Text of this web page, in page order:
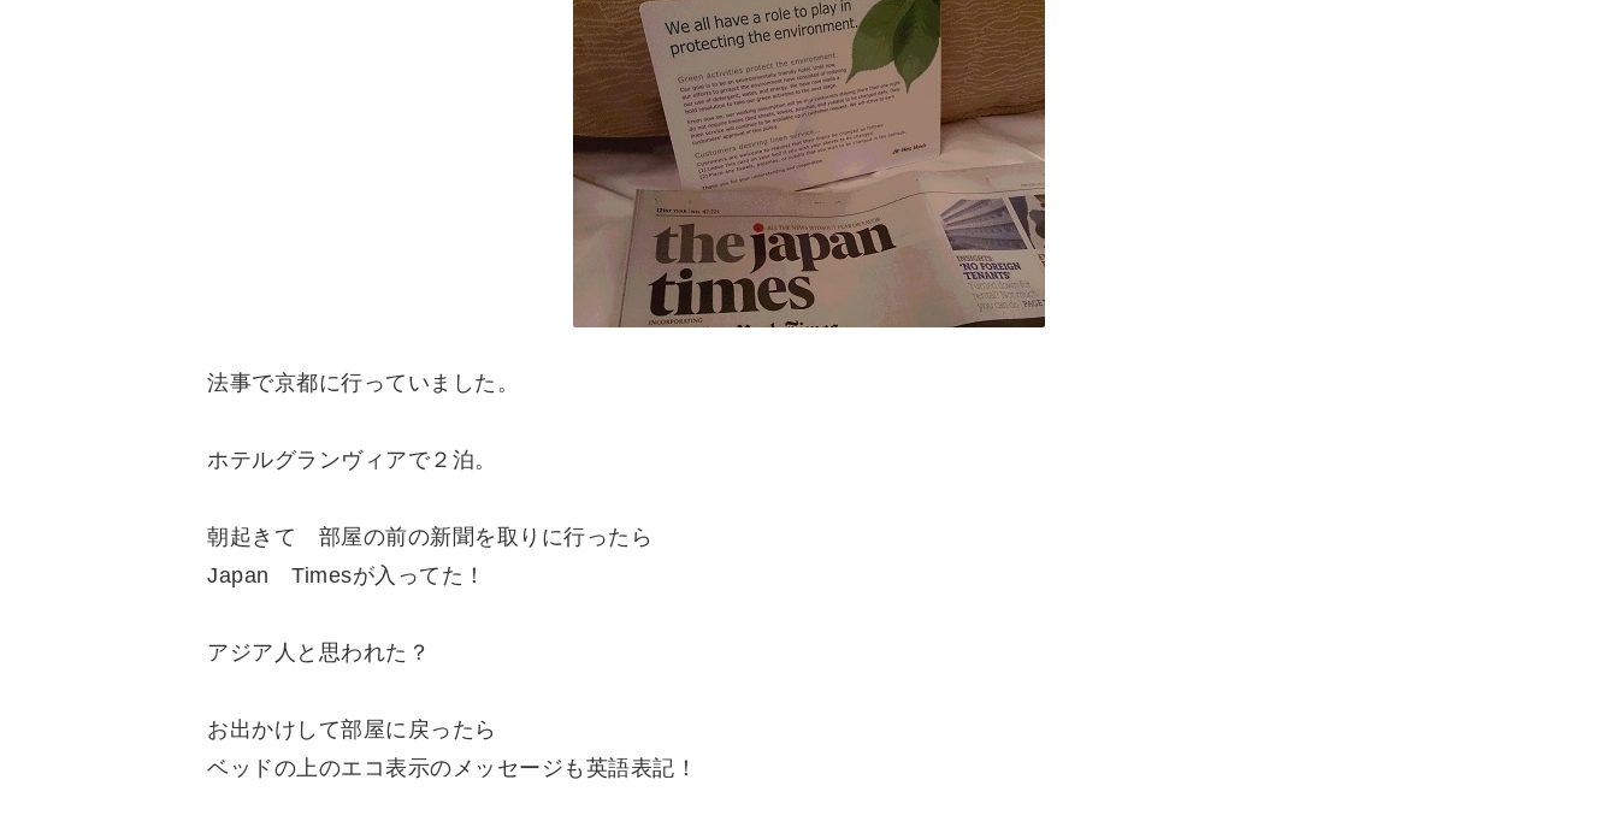
法事で京都に行っていました。
​ホテルグランヴィアで２泊。
​朝起きて 部屋の前の新聞を取りに行ったら
​Japan Timesが入ってた！
​アジア人と思われた？
​お出かけして部屋に戻ったら
​ベッドの上のエコ表示のメッセージも​英語表記！